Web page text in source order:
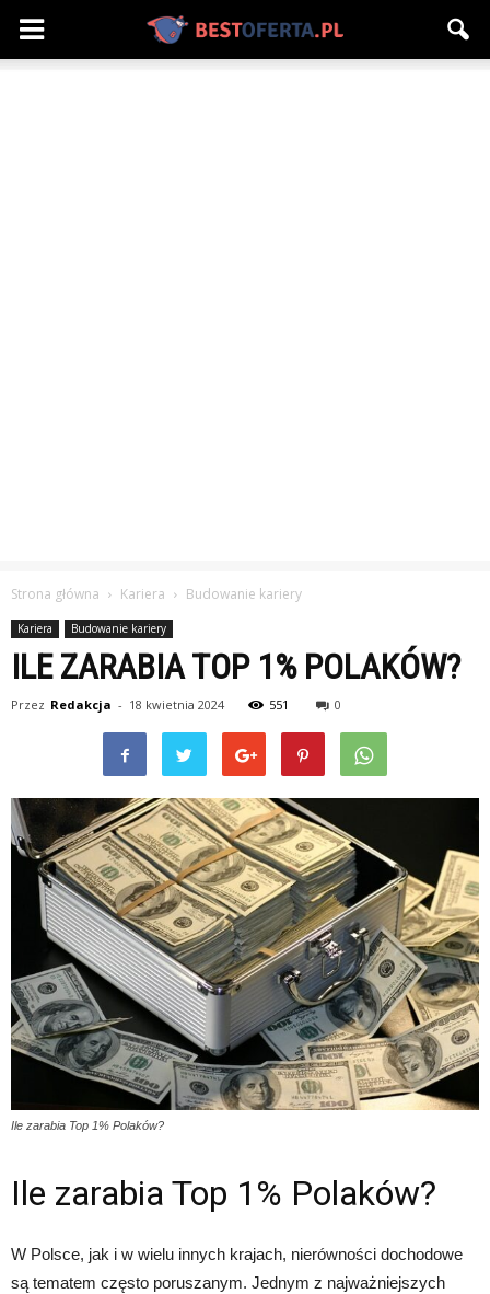
Strona główna Kariera Budowanie kariery
Kariera Budowanie kariery
ILE ZARABIA TOP 1% POLAKÓW?
Przez Redakcja - 18 kwietnia 2024 551 0
Ile zarabia Top 1% Polaków?
Ile zarabia Top 1% Polaków?
W Polsce, jak i w wielu innych krajach, nierówności dochodowe
są tematem często poruszanym. Jednym z najważniejszych